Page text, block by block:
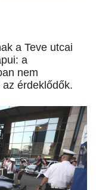
a Teve utcai
a
nem
érdeklődők.